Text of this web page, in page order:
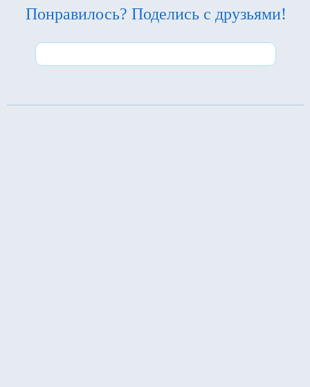
Понравилось? Поделись с друзьями!